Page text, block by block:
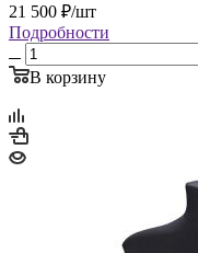
21 500 ₽/шт
Подробности
В корзину